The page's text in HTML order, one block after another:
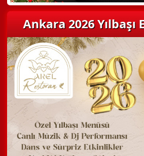
Ankara 2026